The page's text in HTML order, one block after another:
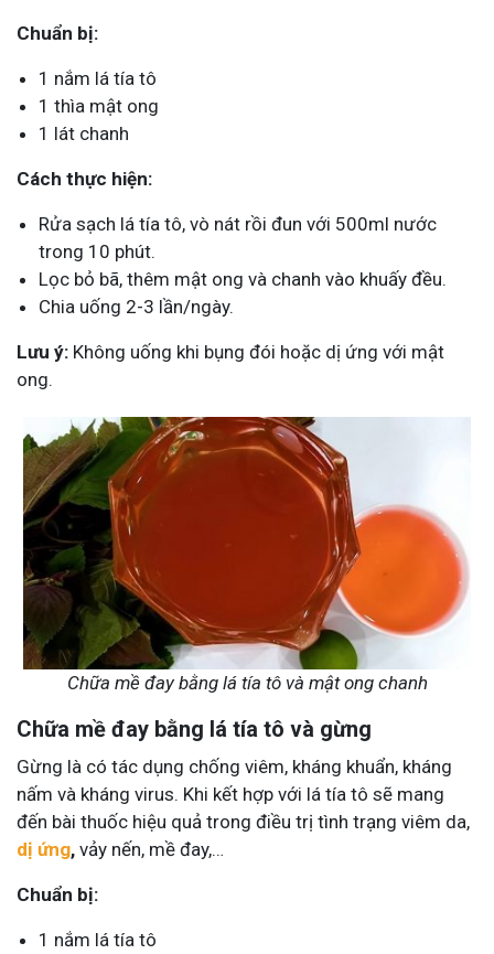
Chuẩn bị:
1 nắm lá tía tô
1 thìa mật ong
1 lát chanh
Cách thực hiện:
Rửa sạch lá tía tô, vò nát rồi đun với 500ml nước
trong 10 phút.
Lọc bỏ bã, thêm mật ong và chanh vào khuấy đều.
Chia uống 2-3 lần/ngày.
Lưu ý: Không uống khi bụng đói hoặc dị ứng với mật
ong.
Chữa mề đay bằng lá tía tô và mật ong chanh
Chữa mề đay bằng lá tía tô và gừng
Gừng là có tác dụng chống viêm, kháng khuẩn, kháng
nấm và kháng virus. Khi kết hợp với lá tía tô sẽ mang
đến bài thuốc hiệu quả trong điều trị tình trạng viêm da,
dị ứng, vảy nến, mề đay,…
Chuẩn bị:
1 nắm lá tía tô